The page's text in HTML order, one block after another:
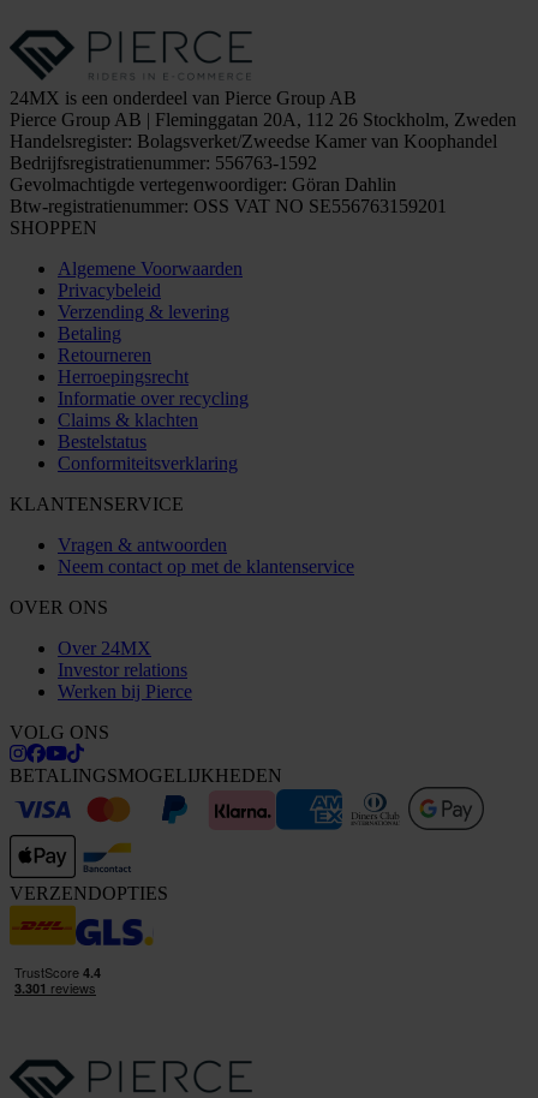
24MX is een onderdeel van Pierce Group AB
Pierce Group AB | Fleminggatan 20A, 112 26 Stockholm, Zweden
Handelsregister: Bolagsverket/Zweedse Kamer van Koophandel
Bedrijfsregistratienummer: 556763-1592
Gevolmachtigde vertegenwoordiger: Göran Dahlin
Btw-registratienummer: OSS VAT NO SE556763159201
SHOPPEN
Algemene Voorwaarden
Privacybeleid
Verzending & levering
Betaling
Retourneren
Herroepingsrecht
Informatie over recycling
Claims & klachten
Bestelstatus
Conformiteitsverklaring
KLANTENSERVICE
Vragen & antwoorden
Neem contact op met de klantenservice
OVER ONS
Over 24MX
Investor relations
Werken bij Pierce
VOLG ONS
BETALINGSMOGELIJKHEDEN
VERZENDOPTIES